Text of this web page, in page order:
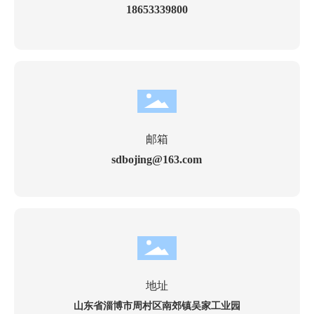
18653339800
邮箱
sdbojing@163.com
地址
山东省淄博市周村区南郊镇吴家工业园